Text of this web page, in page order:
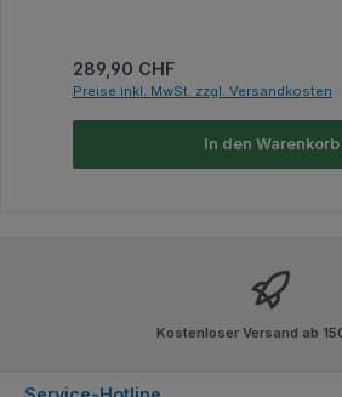
Regulärer Preis:
289,90 CHF
Preise inkl. MwSt. zzgl. Versandkosten
In den Warenkorb
Kostenloser Versand ab